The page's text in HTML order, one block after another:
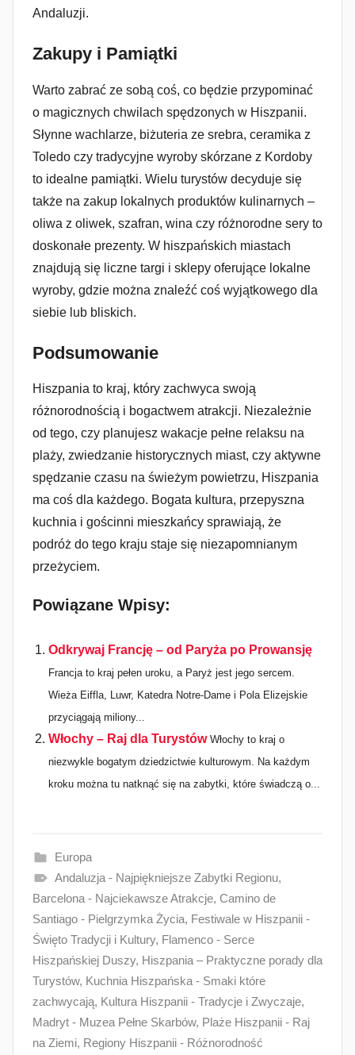
Andaluzji.
Zakupy i Pamiątki
Warto zabrać ze sobą coś, co będzie przypominać
o magicznych chwilach spędzonych w Hiszpanii.
Słynne wachlarze, biżuteria ze srebra, ceramika z
Toledo czy tradycyjne wyroby skórzane z Kordoby
to idealne pamiątki. Wielu turystów decyduje się
także na zakup lokalnych produktów kulinarnych –
oliwa z oliwek, szafran, wina czy różnorodne sery to
doskonałe prezenty. W hiszpańskich miastach
znajdują się liczne targi i sklepy oferujące lokalne
wyroby, gdzie można znaleźć coś wyjątkowego dla
siebie lub bliskich.
Podsumowanie
Hiszpania to kraj, który zachwyca swoją
różnorodnością i bogactwem atrakcji. Niezależnie
od tego, czy planujesz wakacje pełne relaksu na
plaży, zwiedzanie historycznych miast, czy aktywne
spędzanie czasu na świeżym powietrzu, Hiszpania
ma coś dla każdego. Bogata kultura, przepyszna
kuchnia i gościnni mieszkańcy sprawiają, że
podróż do tego kraju staje się niezapomnianym
przeżyciem.
Powiązane Wpisy:
Odkrywaj Francję – od Paryża po Prowansję
Francja to kraj pełen uroku, a Paryż jest jego sercem.
Wieża Eiffla, Luwr, Katedra Notre-Dame i Pola Elizejskie
przyciągają miliony...
Włochy – Raj dla Turystów Włochy to kraj o
niezwykle bogatym dziedzictwie kulturowym. Na każdym
kroku można tu natknąć się na zabytki, które świadczą o...
Europa
Andaluzja - Najpiękniejsze Zabytki Regionu,
Barcelona - Najciekawsze Atrakcje, Camino de
Santiago - Pielgrzymka Życia, Festiwale w Hiszpanii -
Święto Tradycji i Kultury, Flamenco - Serce
Hiszpańskiej Duszy, Hiszpania – Praktyczne porady dla
Turystów, Kuchnia Hiszpańska - Smaki które
zachwycają, Kultura Hiszpanii - Tradycje i Zwyczaje,
Madryt - Muzea Pełne Skarbów, Plaże Hiszpanii - Raj
na Ziemi, Regiony Hiszpanii - Różnorodność